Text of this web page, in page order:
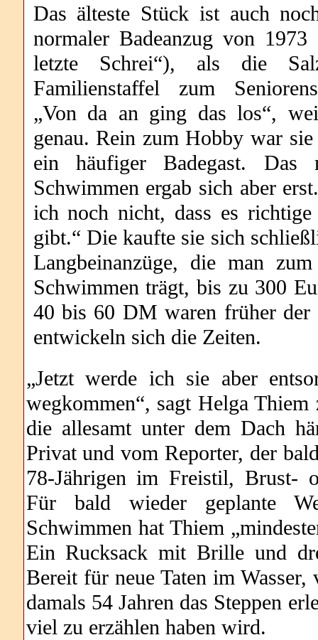
Das älteste Stück ist auch
normaler Badeanzug von
letzte Schrei“), als die
Familienstaffel zum
„Von da an ging das los“,
genau. Rein zum Hobby war
ein häufiger Badegast. Das
Schwimmen ergab sich aber
ich noch nicht, dass es richtige
gibt.“ Die kaufte sie sich
Langbeinanzüge, die man zum
Schwimmen trägt, bis zu 300
40 bis 60 DM waren früher der
entwickeln sich die Zeiten.
„Jetzt werde ich sie aber
wegkommen“, sagt Helga
die allesamt unter dem Dach
Privat und vom Reporter, der
78-Jährigen im Freistil, Brust-
Für bald wieder geplante
Schwimmen hat Thiem
Ein Rucksack mit Brille und
Bereit für neue Taten im
damals 54 Jahren das Steppen
viel zu erzählen haben wird.